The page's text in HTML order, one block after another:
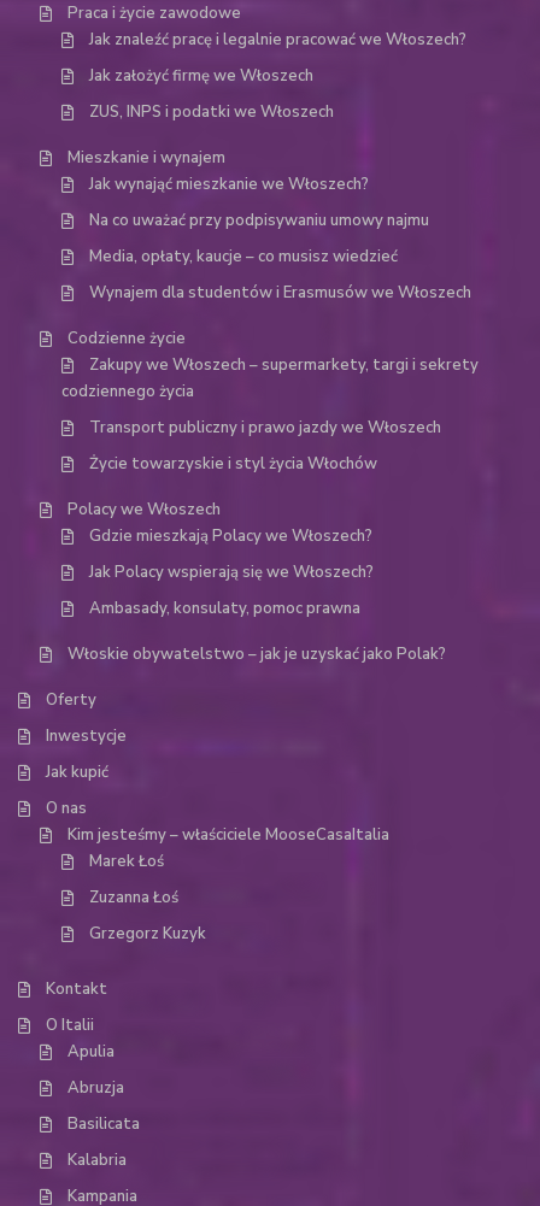
Praca i życie zawodowe
Jak znaleźć pracę i legalnie pracować we Włoszech?
Jak założyć firmę we Włoszech
ZUS, INPS i podatki we Włoszech
Mieszkanie i wynajem
Jak wynająć mieszkanie we Włoszech?
Na co uważać przy podpisywaniu umowy najmu
Media, opłaty, kaucje – co musisz wiedzieć
Wynajem dla studentów i Erasmusów we Włoszech
Codzienne życie
Zakupy we Włoszech – supermarkety, targi i sekrety
codziennego życia
Transport publiczny i prawo jazdy we Włoszech
Życie towarzyskie i styl życia Włochów
Polacy we Włoszech
Gdzie mieszkają Polacy we Włoszech?
Jak Polacy wspierają się we Włoszech?
Ambasady, konsulaty, pomoc prawna
Włoskie obywatelstwo – jak je uzyskać jako Polak?
Oferty
Inwestycje
Jak kupić
O nas
Kim jesteśmy – właściciele MooseCasaItalia
Marek Łoś
Zuzanna Łoś
Grzegorz Kuzyk
Kontakt
O Italii
Apulia
Abruzja
Basilicata
Kalabria
Kampania